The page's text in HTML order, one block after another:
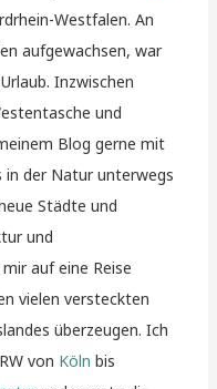
Westfalen. An
aufgewachsen, war
Inzwischen
und
Blog gerne mit
in der Natur unterwegs
Städte und
und
auf eine Reise
vielen versteckten
überzeugen. Ich
von Köln bis